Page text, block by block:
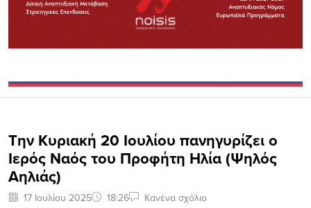
Την Κυριακή 20 Ιουλίου πανηγυρίζει ο
Ιερός Ναός του Προφήτη Ηλία (Ψηλός
Αηλιάς)
17 Ιουλίου 2025 18:26 Κανένα σχόλιο